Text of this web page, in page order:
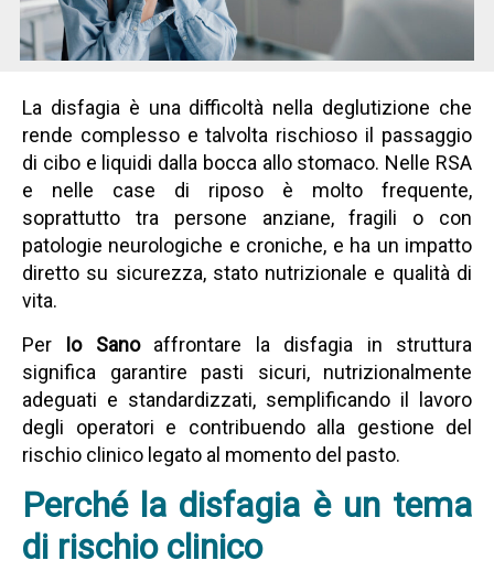
La disfagia è una difficoltà nella deglutizione che
rende complesso e talvolta rischioso il passaggio
di cibo e liquidi dalla bocca allo stomaco. Nelle RSA
e nelle case di riposo è molto frequente,
soprattutto tra persone anziane, fragili o con
patologie neurologiche e croniche, e ha un impatto
diretto su sicurezza, stato nutrizionale e qualità di
vita.
Per Io Sanoaffrontare la disfagia in struttura
significa garantire pasti sicuri, nutrizionalmente
adeguati e standardizzati, semplificando il lavoro
degli operatori e contribuendo alla gestione del
rischio clinico legato al momento del pasto.
Perché la disfagia è un tema
di rischio clinico